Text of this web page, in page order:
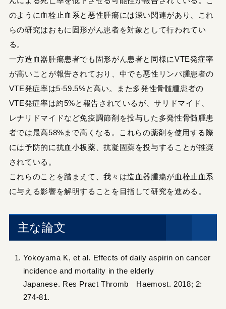
のように血栓止血系と悪性腫瘍には深い関連があり、これ
らの研究はおもに固形がん患者を対象として行われてい
る。
一方造血器腫瘍患者でも固形がん患者と同様にVTE発症率
が高いことが報告されており、中でも悪性リンパ腫患者の
VTE発症率は5-59.5%と高い。また多発性骨髄腫患者の
VTE発症率は約5%と報告されているが、サリドマイド、
レナリドマイドなど免疫調節剤を投与した多発性骨髄腫患
者では最高58%まで高くなる。これらの薬剤を使用する際
には予防的に抗血小板薬、抗凝固薬を投与することが推奨
されている。
これらのことを踏まえて、我々は造血器腫瘍が血栓止血系
に与える影響を解明することを目指して研究を進める。
主な論文
Yokoyama K, et al. Effects of daily aspirin on cancer
incidence and mortality in the elderly
Japanese. Res Pract Thromb Haemost. 2018; 2:
274-81.